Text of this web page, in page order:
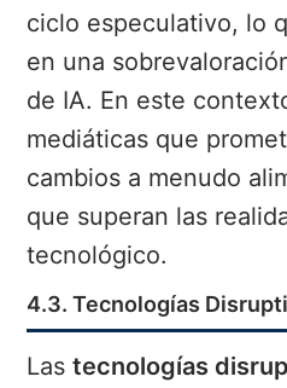
ciclo especulativo, lo
en una
de IA. En este
mediáticas que
cambios a menudo
que superan las
tecnológico.
4.3. Tecnologías
Lastecnologías